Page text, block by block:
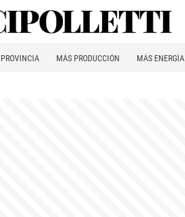
PROVINCIA MÁS PRODUCCIÓN MÁS ENERGÍA